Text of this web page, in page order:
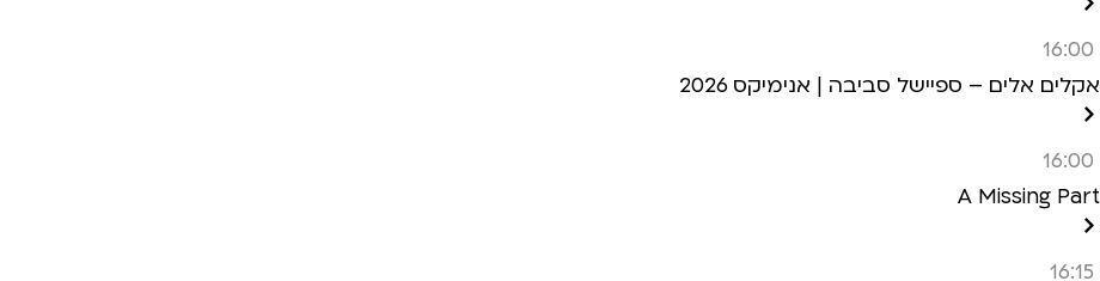
16:00
אקלים אלים – ספיישל סביבה | אנימיקס 2026
16:00
A Missing Part
16:15